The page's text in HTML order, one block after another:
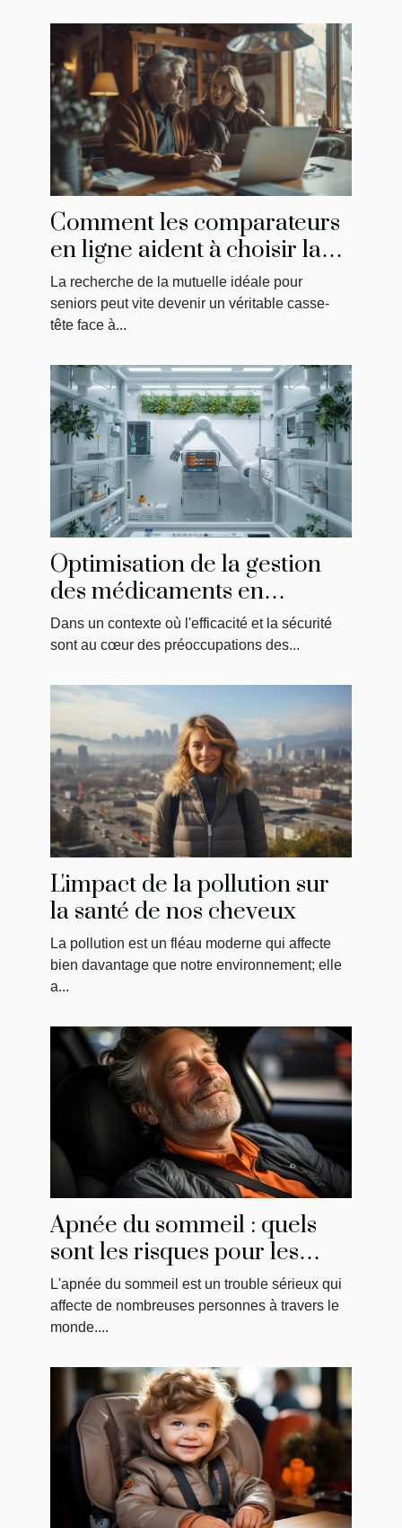
Comment les comparateurs
en ligne aident à choisir la
meilleure mutuelle pour
seniors
La recherche de la mutuelle idéale pour
seniors peut vite devenir un véritable casse-
tête face à...
Optimisation de la gestion
des médicaments en
établissements de soins
Dans un contexte où l'efficacité et la sécurité
sont au cœur des préoccupations des...
L'impact de la pollution sur
la santé de nos cheveux
La pollution est un fléau moderne qui affecte
bien davantage que notre environnement; elle
a...
Apnée du sommeil : quels
sont les risques pour les
conducteurs?
L'apnée du sommeil est un trouble sérieux qui
affecte de nombreuses personnes à travers le
monde....